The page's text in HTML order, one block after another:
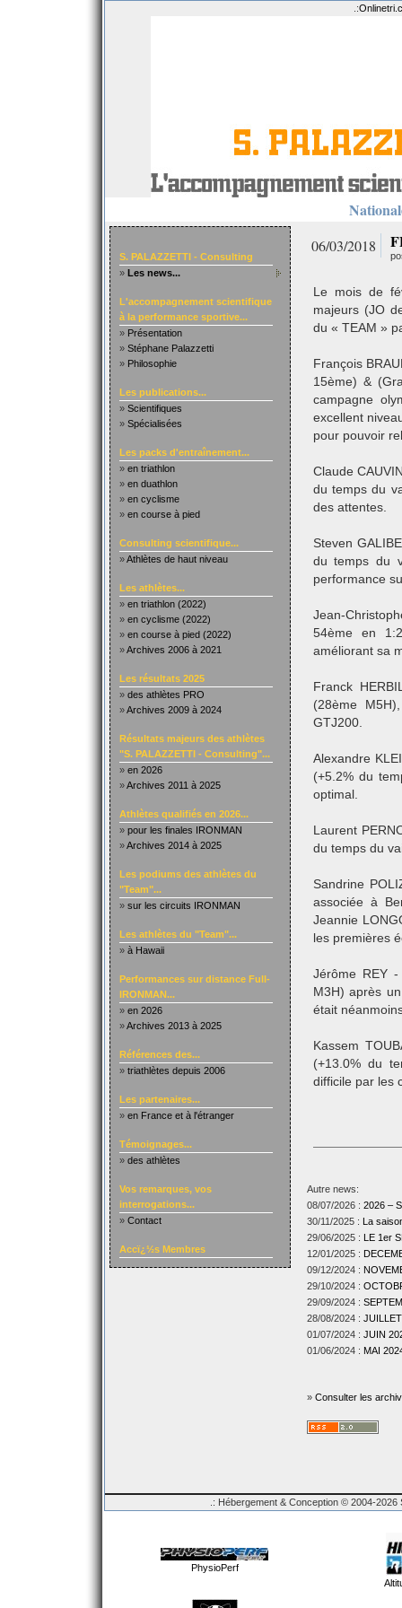
.:
S. PALAZZETTI - Consulting
» Les news...
L'accompagnement scientifique
à la performance sportive...
» Présentation
» Stéphane Palazzetti
» Philosophie
Les publications...
» Scientifiques
» Spécialisées
Les packs d'entraînement...
» en triathlon
» en duathlon
» en cyclisme
» en course à pied
Consulting scientifique...
»Athlètes de haut niveau
Les athlètes...
» en triathlon (2022)
» en cyclisme (2022)
» en course à pied (2022)
»Archives 2006 à 2021
Les résultats 2025
» des athlètes PRO
»Archives 2009 à 2024
Résultats majeurs des athlètes
"S. PALAZZETTI - Consulting"...
» en 2026
»Archives 2011 à 2025
Athlètes qualifiés en 2026...
» pour les finales IRONMAN
»Archives 2014 à 2025
Les podiums des athlètes du
"Team"...
» sur les circuits IRONMAN
Les athlètes du "Team"...
» à Hawaii
Performances sur distance Full-
IRONMAN...
» en 2026
»Archives 2013 à 2025
Références des...
» triathlètes depuis 2006
Les partenaires...
» en France et à l'étranger
Témoignages...
» des athlètes
Vos remarques, vos
interrogations...
» Contact
Accï¿½s Membres
06/03/2018
Le mois de
majeurs (JO
du « TEAM »
François
15ème) &
campagne
excellent
pour pouvoir
Claude
du temps du
des attentes.
Steven
du temps du
performance
Jean-
54ème en
améliorant sa
Franck
(28ème
GTJ200.
Alexandre
(+5.2% du
optimal.
Laurent
du temps du
Sandrine
associée à
Jeannie
les premières
Jérôme REY
M3H) après
était
Kassem
(+13.0% du
difficile par les
Autre news:
08/07/2026 : 2026 –
30/11/2025 : La
29/06/2025 : LE 1er
12/01/2025 :
09/12/2024 :
29/10/2024 :
29/09/2024 :
28/08/2024 :
01/07/2024 : JUIN
01/06/2024 : MAI
» Consulter les
.: Hébergement & Conception © 2004-
PhysioPerf